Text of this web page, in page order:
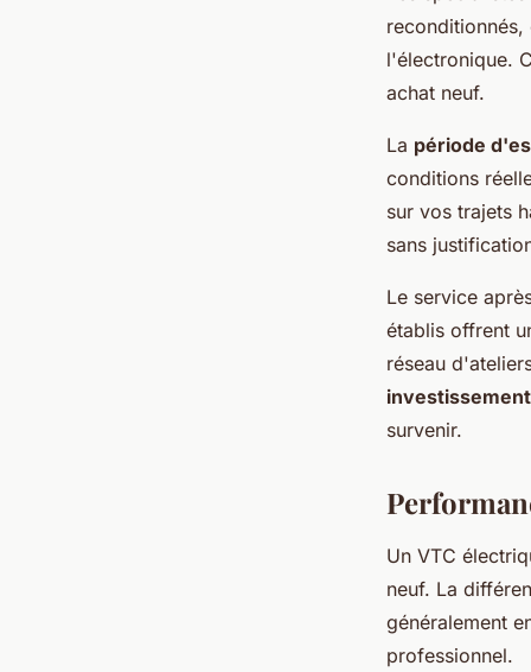
l'électronique.
achat neuf.
La période
conditions
sur vos trajets
sans
Le service
établis offrent
réseau
investissement
survenir.
Un VTC
neuf. La
généralement
professionnel.